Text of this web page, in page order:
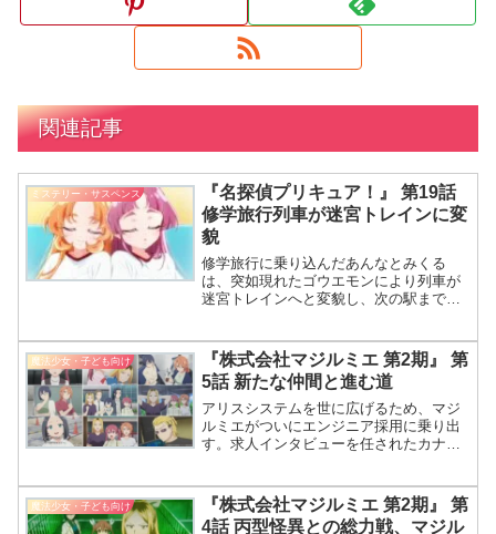
関連記事
ミステリー・サスペンス
『名探偵プリキュア！』 第19話
修学旅行列車が迷宮トレインに変
貌
修学旅行に乗り込んだあんなとみくる
は、突如現れたゴウエモンにより列車が
迷宮トレインへと変貌し、次の駅まで残
う。みんな、修学旅行が突然迷宮トレイ
ンに変身したって聞いた？時間はたった
30分！さあ、謎解きバトル開始だわね！
魔法少女・子ども向け
『株式会社マジルミエ 第2期』 第
5話 新たな仲間と進む道
アリスシステムを世に広げるため、マジ
ルミエがついにエンジニア採用に乗り出
す。求人インタビューを任されたカナ
決まり文句に「最初からもう一度お話し
させてください」と食い下がる。その甲
魔法少女・子ども向け
『株式会社マジルミエ 第2期』 第
4話 丙型怪異との総力戦、マジル